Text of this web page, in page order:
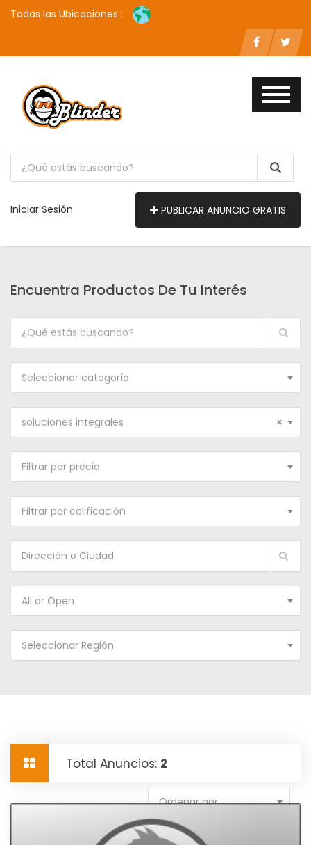
Todas las Ubicaciones :
Iniciar Sesión PUBLICAR ANUNCIO GRATIS
Encuentra Productos De Tu Interés
Seleccionar categoría
×
soluciones integrales
Filtrar por precio
Filtrar por calificación
All or Open
Seleccionar Región
Total Anuncios: 2
Ordenar por